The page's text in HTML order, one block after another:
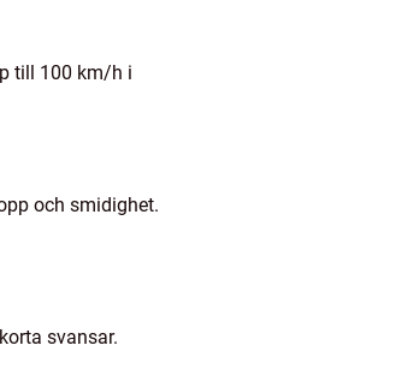
till 100 km/h i
och smidighet.
svansar.